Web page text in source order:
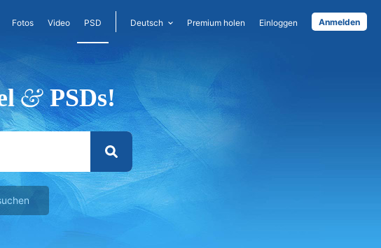
Fotos Video PSD Deutsch Premium holen Einloggen Anmelden
PSDs!